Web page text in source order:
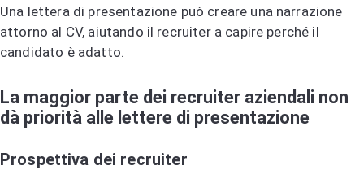
Una lettera di presentazione può creare una narrazione
attorno al CV, aiutando il recruiter a capire perché il
candidato è adatto.
La maggior parte dei recruiter aziendali non
dà priorità alle lettere di presentazione
Prospettiva dei recruiter